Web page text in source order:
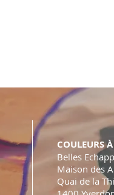
COULEURS
Belles
Maison des
Quai de la